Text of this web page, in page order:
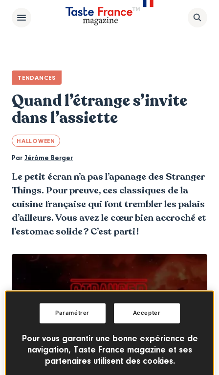
TENDANCES
Quand l’étrange s’invite
dans l’assiette
HALLOWEEN
Par Jérôme Berger
Le petit écran n’a pas l’apanage des Stranger
Things. Pour preuve, ces classiques de la
cuisine française qui font trembler les palais
d’ailleurs. Vous avez le cœur bien accroché et
l’estomac solide ? C’est parti !
Pour vous garantir une bonne expérience de
navigation, Taste France magazine et ses
partenaires utilisent des cookies.
Accepter
Paramétrer